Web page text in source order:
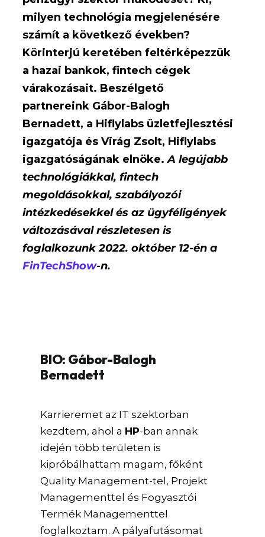
milyen technológia megjelenésére
számít a következő években?
Körinterjú keretében feltérképezzük
a hazai bankok, fintech cégek
várakozásait. Beszélgető
partnereink Gábor-Balogh
Bernadett, a Hiflylabs üzletfejlesztési
igazgatója és Virág Zsolt, Hiflylabs
igazgatóságának elnöke.A legújabb
technológiákkal, fintech
megoldásokkal, szabályozói
intézkedésekkel és az ügyféligények
változásával részletesen is
foglalkozunk 2022. október 12-én a
FinTechShow-n.
BIO: Gábor-Balogh
Bernadett
Karrieremet az IT szektorban
kezdtem, ahol a HP-ban annak
idején több területen is
kipróbálhattam magam, főként
Quality Management-tel, Projekt
Managementtel és Fogyasztói
Termék Managementtel
foglalkoztam. A pályafutásomat